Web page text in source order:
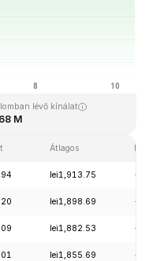
lévő kínálat
M
Átlagos
lei1,913.75
lei1,898.69
lei1,882.53
lei1,855.69